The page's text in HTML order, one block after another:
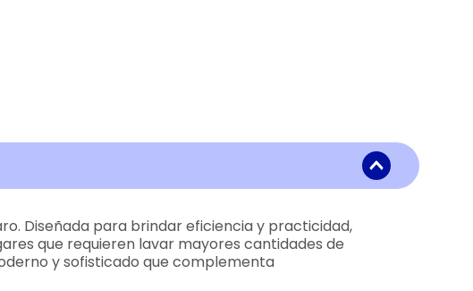
Diseñada para brindar eficiencia y practicidad,
que requieren lavar mayores cantidades de
y sofisticado que complementa